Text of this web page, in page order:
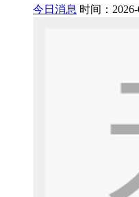
今日消息 时间：